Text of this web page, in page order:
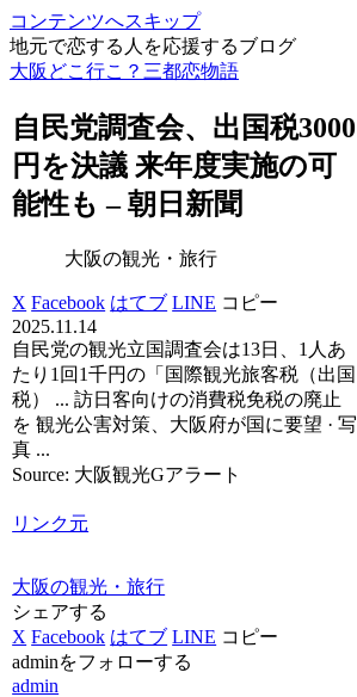
コンテンツへスキップ
地元で恋する人を応援するブログ
大阪どこ行こ？三都恋物語
自民党調査会、出国税3000
円を決議 来年度実施の可
能性も – 朝日新聞
大阪の観光・旅行
X Facebook はてブ LINE コピー
2025.11.14
自民党の観光立国調査会は13日、1人あ
たり1回1千円の「国際観光旅客税（出国
税） ... 訪日客向けの消費税免税の廃止
を 観光公害対策、大阪府が国に要望 · 写
真 ...
Source: 大阪観光Gアラート
リンク元
大阪の観光・旅行
シェアする
X Facebook はてブ LINE コピー
adminをフォローする
admin